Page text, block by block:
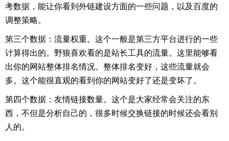
考数据，能让你看到外链建设方面的一些问题，以及百度的
调整策略。
第三个数据：流量权重。这个一般是第三方平台进行的一些
计算得出的。野狼喜欢看的是站长工具的流量。这里能够看
出你的网站整体排名情况。整体排名变好，这些流量就会
多。这个能很直观的看到你的网站变好了还是变坏了。
第四个数据：友情链接数量。这个是大家经常会关注的东
西，不但是分析自己的，很多时候交换链接的时候还会看别
人的。